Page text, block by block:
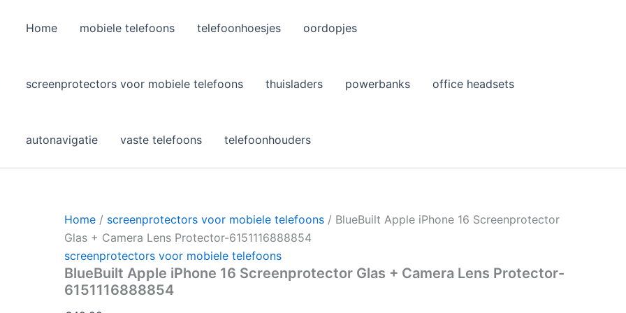
Home mobiele telefoons telefoonhoesjes oordopjes
screenprotectors voor mobiele telefoons thuisladers powerbanks office headsets
autonavigatie vaste telefoons telefoonhouders
Home / screenprotectors voor mobiele telefoons / BlueBuilt Apple iPhone 16 Screenprotector
Glas + Camera Lens Protector-6151116888854
screenprotectors voor mobiele telefoons
BlueBuilt Apple iPhone 16 Screenprotector Glas + Camera Lens Protector-
6151116888854